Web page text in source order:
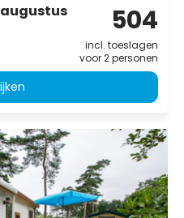
augustus 504
incl. toeslagen
voor 2 personen